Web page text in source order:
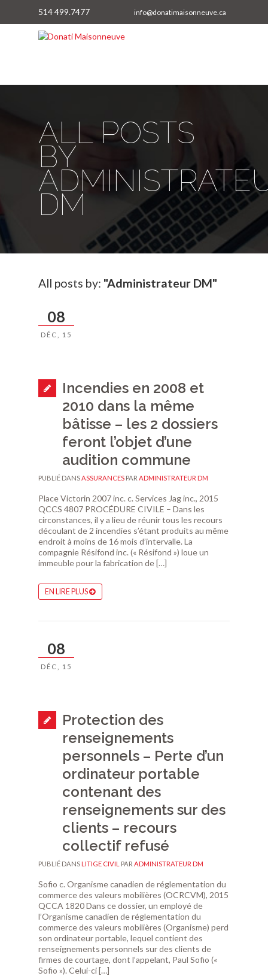
514 499.7477 info@donatimaisonneuve.ca
ALL POSTS
BY
DM
All posts by: "Administrateur DM"
Incendies en 2008 et
2010 dans la même
bâtisse – les 2 dossiers
feront l’objet d’une
audition commune
PUBLIÉ DANSASSURANCES PAR ADMINISTRATEUR DM
Place Victorin 2007 inc. c. Services Jag inc., 2015
QCCS 4807 PROCÉDURE CIVILE – Dans les
circonstances, il y a lieu de réunir tous les recours
découlant de 2 incendies s’étant produits au même
endroit à moins de 16 mois d’intervalle. La
compagnie Résifond inc. (« Résifond ») loue un
immeuble pour la fabrication de […]
EN LIRE PLUS
08
DÉC, 15
Protection des
renseignements
personnels – Perte d’un
ordinateur portable
contenant des
renseignements sur des
clients – recours
collectif refusé
PUBLIÉ DANSLITIGE CIVIL PAR ADMINISTRATEUR DM
Sofio c. Organisme canadien de réglementation du
commerce des valeurs mobilières (OCRCVM), 2015
QCCA 1820 Dans ce dossier, un employé de
l’Organisme canadien de réglementation du
commerce des valeurs mobilières (Organisme) perd
son ordinateur portable, lequel contient des
renseignements personnels sur des clients de
firmes de courtage, dont l’appelant, Paul Sofio («
Sofio »). Celui-ci […]
08
DÉC, 15